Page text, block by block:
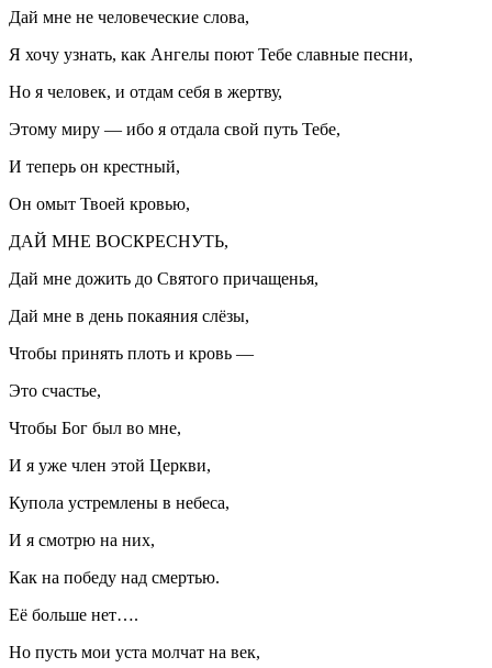
Дай мне не человеческие слова,
Я хочу узнать, как Ангелы поют Тебе славные песни,
Но я человек, и отдам себя в жертву,
Этому миру — ибо я отдала свой путь Тебе,
И теперь он крестный,
Он омыт Твоей кровью,
ДАЙ МНЕ ВОСКРЕСНУТЬ,
Дай мне дожить до Святого причащенья,
Дай мне в день покаяния слёзы,
Чтобы принять плоть и кровь —
Это счастье,
Чтобы Бог был во мне,
И я уже член этой Церкви,
Купола устремлены в небеса,
И я смотрю на них,
Как на победу над смертью.
Её больше нет….
Но пусть мои уста молчат на век,